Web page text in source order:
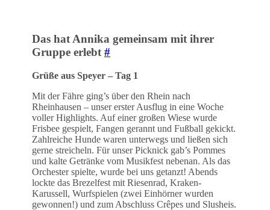
Das hat Annika gemeinsam mit ihrer
Gruppe erlebt #
Grüße aus Speyer – Tag 1
Mit der Fähre ging’s über den Rhein nach
Rheinhausen – unser erster Ausflug in eine Woche
voller Highlights. Auf einer großen Wiese wurde
Frisbee gespielt, Fangen gerannt und Fußball gekickt.
Zahlreiche Hunde waren unterwegs und ließen sich
gerne streicheln. Für unser Picknick gab’s Pommes
und kalte Getränke vom Musikfest nebenan. Als das
Orchester spielte, wurde bei uns getanzt! Abends
lockte das Brezelfest mit Riesenrad, Kraken-
Karussell, Wurfspielen (zwei Einhörner wurden
gewonnen!) und zum Abschluss Crêpes und Slusheis.